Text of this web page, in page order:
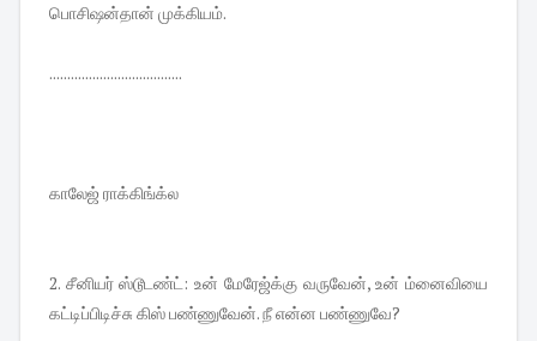
பொசிஷன்தான் முக்கியம்.
.....................................
காலேஜ் ராக்கிங்க்ல
2. சீனியர் ஸ்டூடண்ட்: உன் மேரேஜ்க்கு வருவேன், உன் ம்னைவியை
கட்டிப்பிடிச்சு கிஸ் பண்ணுவேன். நீ என்ன பண்ணுவே?